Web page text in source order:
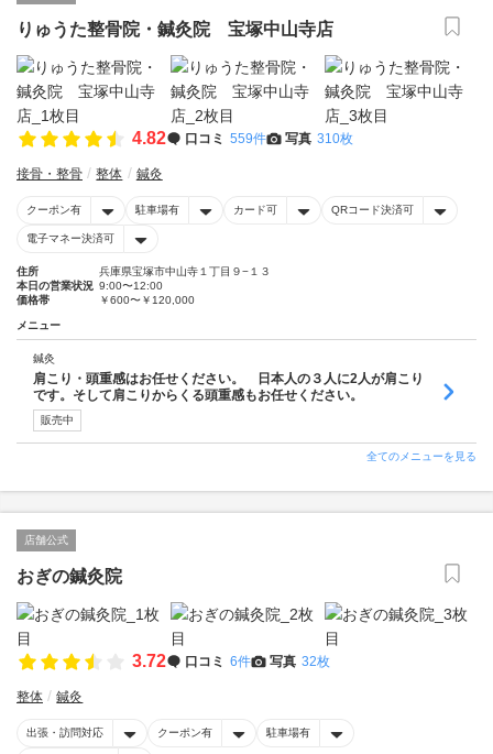
りゅうた整骨院・鍼灸院 宝塚中山寺店
4.82 口コミ 559件 写真 310枚
接骨・整骨 整体 鍼灸
クーポン有 駐車場有 カード可 QRコード決済可
電子マネー決済可
住所
兵庫県宝塚市中山寺１丁目９−１３
本日の営業状況 9:00〜12:00
価格帯
￥600〜￥120,000
メニュー
鍼灸
肩こり・頭重感はお任せください。 日本人の３人に2人が肩こり
です。そして肩こりからくる頭重感もお任せください。
販売中
全てのメニューを見る
店舗公式
おぎの鍼灸院
3.72 口コミ 6件 写真 32枚
整体 鍼灸
出張・訪問対応 クーポン有 駐車場有